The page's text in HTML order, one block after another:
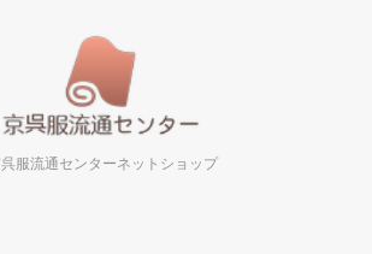
服流通センターネットショップ